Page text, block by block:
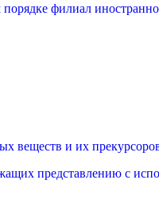
филиал
веществ и их
представлению с